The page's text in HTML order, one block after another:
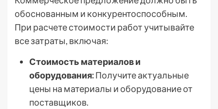
обоснованным и конкурентоспособным.
При расчете стоимости работ учитывайте
все затраты, включая:
Стоимость материалов и
оборудования:Получите актуальные
цены на материалы и оборудование от
поставщиков.